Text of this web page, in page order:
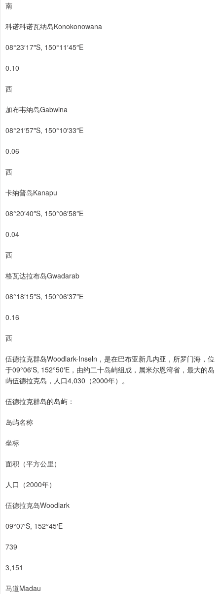
南
科诺科诺瓦纳岛Konokonowana
08°23′17″S, 150°11′45″E
0.10
西
加布韦纳岛Gabwina
08°21′57″S, 150°10′33″E
0.06
西
卡纳普岛Kanapu
08°20′40″S, 150°06′58″E
0.04
西
格瓦达拉布岛Gwadarab
08°18′15″S, 150°06′37″E
0.16
西
伍德拉克群岛Woodlark-Inseln，是在巴布亚新几内亚，所罗门海，位
于09°06′S, 152°50′E，由约二十岛屿组成，属米尔恩湾省，最大的岛
屿伍德拉克岛，人口4,030（2000年）。
伍德拉克群岛的岛屿：
岛屿名称
坐标
面积（平方公里）
人口（2000年）
伍德拉克岛Woodlark
09°07′S, 152°45′E
739
3,151
马道Madau